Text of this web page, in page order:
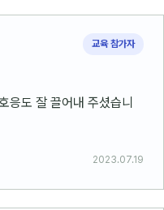
교육 참가자
응도 잘 끌어내 주셨습니
2023.07.19